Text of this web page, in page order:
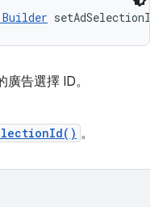
告選擇 ID。
。